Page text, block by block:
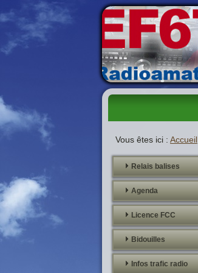
Vous êtes ici : Accueil
Relais balises
Agenda
Licence FCC
Bidouilles
Infos trafic radio